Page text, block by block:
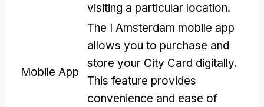
visiting a particular location.
Mobile App
The I Amsterdam mobile app
allows you to purchase and
store your City Card digitally.
This feature provides
convenience and ease of